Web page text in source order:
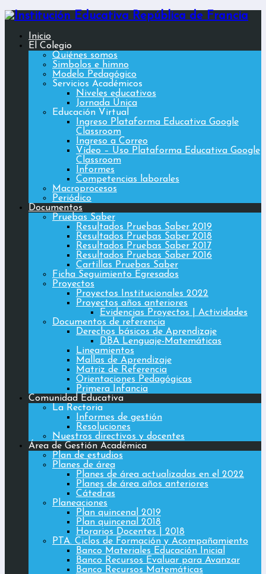
Inicio
El Colegio
Quiénes somos
Simbolos e himno
Modelo Pedagógico
Servicios Académicos
Niveles educativos
Jornada Única
Educación Virtual
Ingreso Plataforma Educativa Google
Classroom
Ingreso a Correo
Vídeo – Uso Plataforma Educativa Google
Classroom
Informes
Competencias laborales
Macroprocesos
Periódico
Documentos
Pruebas Saber
Resultados Pruebas Saber 2019
Resultados Pruebas Saber 2018
Resultados Pruebas Saber 2017
Resultados Pruebas Saber 2016
Cartillas Pruebas Saber
Ficha Seguimiento Egresados
Proyectos
Proyectos Institucionales 2022
Proyectos años anteriores
Evidencias Proyectos | Actividades
Documentos de referencia
Derechos básicos de Aprendizaje
DBA Lenguaje-Matemáticas
Lineamientos
Mallas de Aprendizaje
Matriz de Referencia
Orientaciones Pedagógicas
Primera Infancia
Comunidad Educativa
La Rectoria
Informes de gestión
Resoluciones
Nuestros directivos y docentes
Área de Gestión Académica
Plan de estudios
Planes de área
Planes de área actualizadas en el 2022
Planes de área años anteriores
Cátedras
Planeaciones
Plan quincenal 2019
Plan quincenal 2018
Horarios Docentes | 2018
PTA. Ciclos de Formación y Acompañamiento
Banco Materiales Educación Inicial
Banco Recursos Evaluar para Avanzar
Banco Recursos Matemáticas